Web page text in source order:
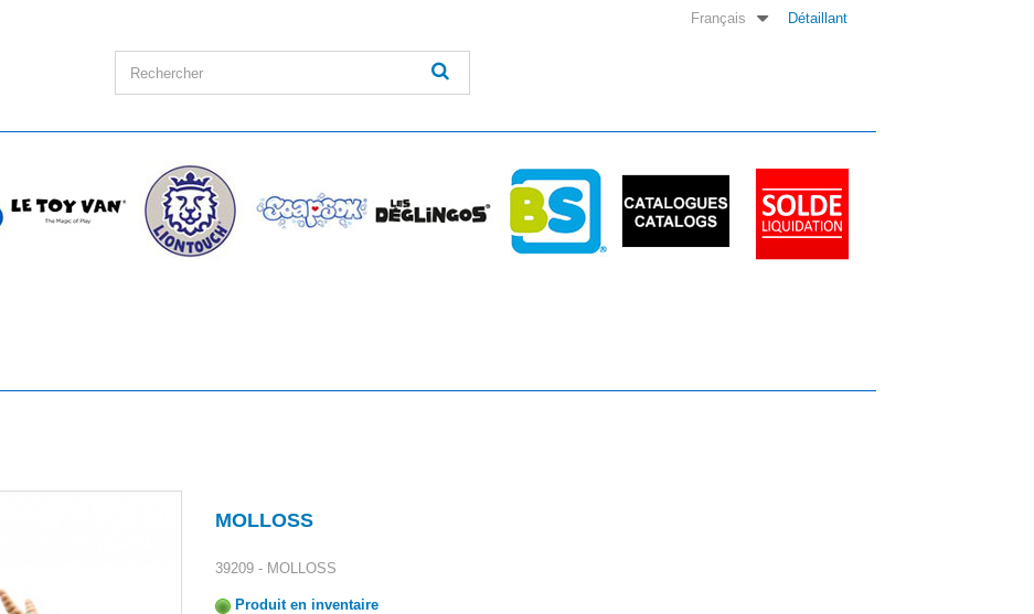
Détaillant
Français
MOLLOSS
39209 - MOLLOSS
Produit en inventaire